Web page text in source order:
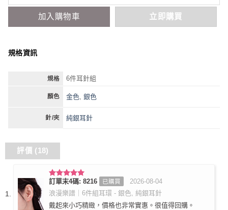
加入購物車 立即購買
規格資訊
規格 6件耳針組
顏色 金色 ,銀色
針/夾 純銀耳針
評價 (18)
評分5滿
分 5
訂單末4碼: 8216 已購買
2026-08-04
浪漫樂譜｜6件組耳環 - 銀色, 純銀耳針
戴起來小巧精緻，價格也非常實惠。很值得回購。